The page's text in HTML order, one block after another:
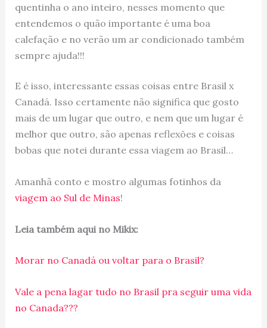
quentinha o ano inteiro, nesses momento que
entendemos o quão importante é uma boa
calefação e no verão um ar condicionado também
sempre ajuda!!!
E é isso, interessante essas coisas entre Brasil x
Canadá. Isso certamente não significa que gosto
mais de um lugar que outro, e nem que um lugar é
melhor que outro, são apenas reflexões e coisas
bobas que notei durante essa viagem ao Brasil…
Amanhã conto e mostro algumas fotinhos da
viagem ao Sul de Minas!
Leia também aqui no Mikix:
Morar no Canadá ou voltar para o Brasil?
Vale a pena lagar tudo no Brasil pra seguir uma vida
no Canada???